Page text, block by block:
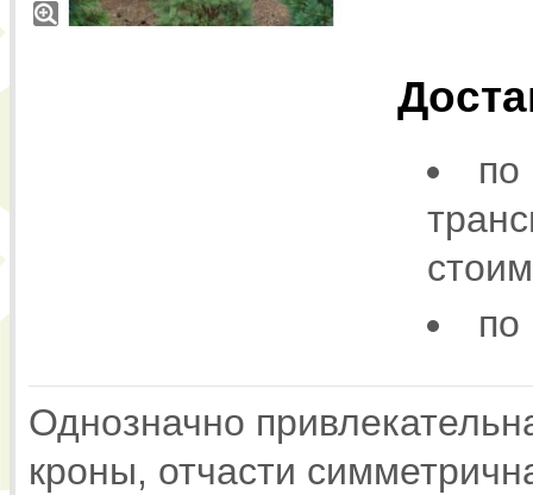
по
по
Однозначно
кроны, отчасти